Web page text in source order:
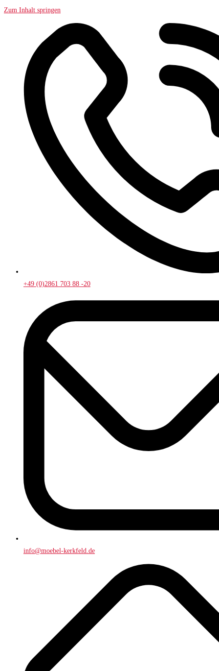
Zum Inhalt springen
+49 (0)2861 703 88 -20
info@moebel-kerkfeld.de